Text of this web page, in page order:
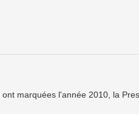
marquées l'année 2010, la